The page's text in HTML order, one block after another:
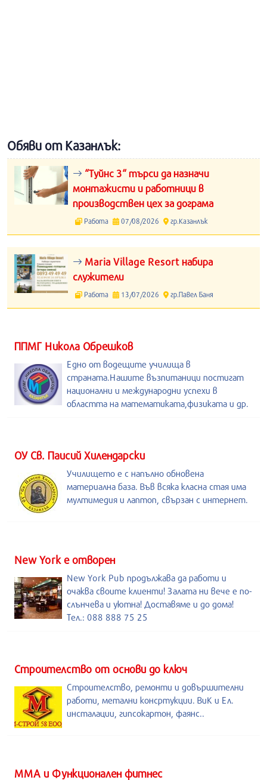
Обяви от Казанлък:
“Туйнс 3“ търси да назначи
монтажисти и работници в
производствен цех за дограма
Работа 07/08/2026 гр.Казанлък
Maria Village Resort набира
служители
Работа 13/07/2026 гр.Павел Баня
ППМГ Никола Обрешков
Едно от водещите училища в
страната.Нашите възпитаници постигат
национални и международни успехи в
областта на математиката,физиката и др.
ОУ Св. Паисий Хилендарски
Училището е с напълно обновена
материална база. Във всяка класна стая има
мултимедия и лаптоп, свързан с интернет.
New York е отворен
New York Pub продължава да работи и
очаква своите клиенти! Залата ни вече е по-
слънчева и уютна! Доставяме и до дома!
Тел.: 088 888 75 25
Строителство от основи до ключ
Строителство, ремонти и довършителни
работи, метални консртукции. ВиК и Ел.
инсталации, гипсокартон, фаянс..
ММА и Функционален фитнес